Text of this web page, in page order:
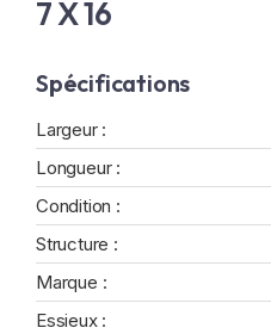
7 X 16
Spécifications
Largeur :
Longueur :
Condition :
Structure :
Marque :
Essieux :